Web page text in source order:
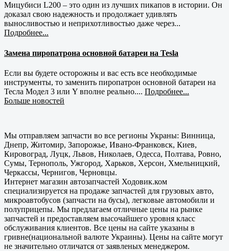
Мицубиси L200 – это один из лучших пикапов в истории. Он
доказал свою надежность и продолжает удивлять
выносливостью и неприхотливостью даже через...
Подробнее...
Замена пиропатрона основной батареи на Tesla
Если вы будете осторожны и вас есть все необходимые
инструменты, то заменить пиропатрон основной батареи на
Тесла Модел 3 или Y вполне реально.... Подробнее...
Больше новостей
Мы отправляем запчасти во все регионы Украны: Винница,
Днепр, Житомир, Запорожье, Ивано-Франковск, Киев,
Кировоград, Луцк, Львов, Николаев, Одесса, Полтава, Ровно,
Сумы, Тернополь, Ужгород, Харьков, Херсон, Хмельницкий,
Черкассы, Чернигов, Черновцы.
Интернет магазин автозапчастей Ходовик.ком
специализируется на продаже запчастей для грузовых авто,
микроавтобусов (запчасти на бусы), легковые автомобили и
полуприцепы. Мы предлагаем отличные цены на рынке
запчастей и предоставляем высочайшего уровня класс
обслуживания клиентов. Все цены на сайте указаны в
гривне(национальной валюте Украины). Цены на сайте могут
не значительно отличатся от заявленых менеджером.